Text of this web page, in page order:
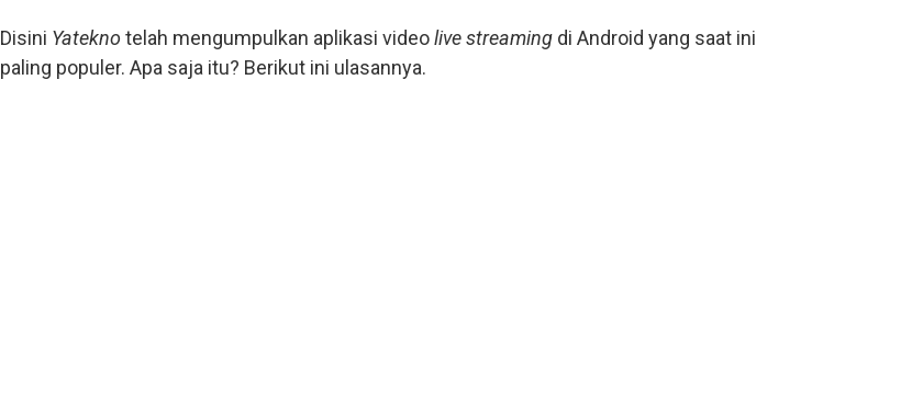
Disini Yateknotelah mengumpulkan aplikasi videolive streaming di Android yang saat ini
paling populer. Apa saja itu? Berikut ini ulasannya.